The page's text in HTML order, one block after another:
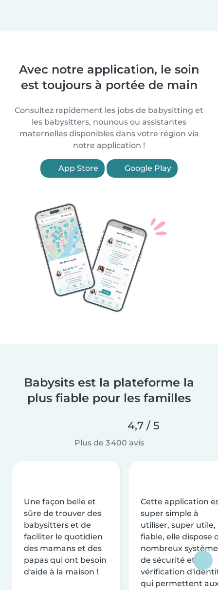
Avec notre application, le soin
est toujours à portée de main
Consultez rapidement les jobs de babysitting et
les babysitters, nounous ou assistantes
maternelles disponibles dans votre région via
notre application !
App Store Google Play
Babysits est la plateforme la
plus fiable pour les familles
4,7 / 5
Plus de 3 400 avis
Une façon belle et
sûre de trouver des
babysitters et de
faciliter le quotidien
des mamans et des
papas qui ont besoin
d'aide à la maison !
Cette application
super simple à
utiliser, super utile,
fiable, elle dispose
nombreux
de sécurité et de
vérification
qui permettent